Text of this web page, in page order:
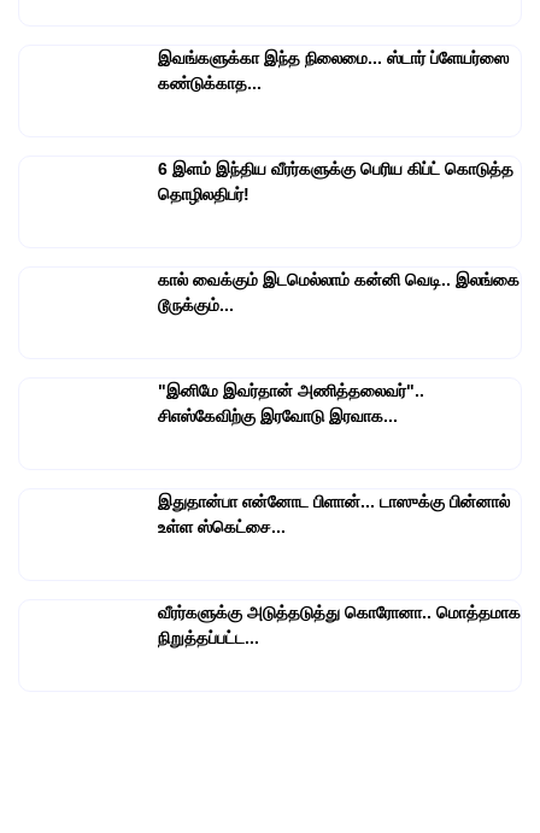
இவங்களுக்கா இந்த நிலைமை... ஸ்டார் ப்ளேயர்ஸை
கண்டுக்காத...
6 இளம் இந்திய வீரர்களுக்கு பெரிய கிப்ட் கொடுத்த
தொழிலதிபர்!
கால் வைக்கும் இடமெல்லாம் கன்னி வெடி.. இலங்கை
டூருக்கும்...
"இனிமே இவர்தான் அணித்தலைவர்"..
சிஎஸ்கேவிற்கு இரவோடு இரவாக...
இதுதான்பா என்னோட பிளான்... டாஸுக்கு பின்னால்
உள்ள ஸ்கெட்சை...
வீரர்களுக்கு அடுத்தடுத்து கொரோனா.. மொத்தமாக
நிறுத்தப்பட்ட...